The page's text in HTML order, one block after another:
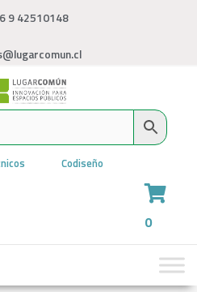
9 42510148
Codiseño
0